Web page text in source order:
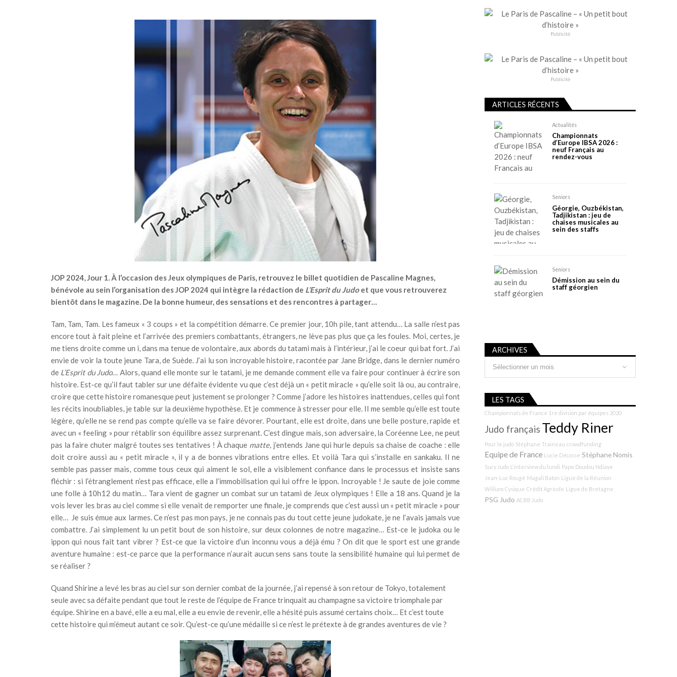
JOP 2024, Jour 1. À l’occasion des Jeux olympiques de Paris, retrouvez le billet quotidien de Pascaline Magnes,
bénévole au sein l’organisation des JOP 2024 qui intègre la rédaction de L’Esprit du Judoet que vous retrouverez
bientôt dans le magazine. De la bonne humeur, des sensations et des rencontres à partager…
Tam, Tam, Tam. Les fameux « 3 coups » et la compétition démarre. Ce premier jour, 10h pile, tant attendu… La salle n’est pas
encore tout à fait pleine et l’arrivée des premiers combattants, étrangers, ne lève pas plus que ça les foules. Moi, certes, je
me tiens droite comme un i, dans ma tenue de volontaire, aux abords du tatami mais à l’intérieur, j’ai le coeur qui bat fort. J’ai
envie de voir la toute jeune Tara, de Suède. J’ai lu son incroyable histoire, racontée par Jane Bridge, dans le dernier numéro
de L’Esprit du Judo… Alors, quand elle monte sur le tatami, je me demande comment elle va faire pour continuer à écrire son
histoire. Est-ce qu’il faut tabler sur une défaite évidente vu que c’est déjà un « petit miracle » qu’elle soit là ou, au contraire,
croire que cette histoire romanesque peut justement se prolonger ? Comme j’adore les histoires inattendues, celles qui font
les récits inoubliables, je table sur la deuxième hypothèse. Et je commence à stresser pour elle. Il me semble qu’elle est toute
légère, qu’elle ne se rend pas compte qu’elle va se faire dévorer. Pourtant, elle est droite, dans une belle posture, rapide et
avec un « feeling » pour rétablir son équilibre assez surprenant. C’est dingue mais, son adversaire, la Coréenne Lee, ne peut
pas la faire chuter malgré toutes ses tentatives ! À chaque matte, j’entends Jane qui hurle depuis sa chaise de coache : elle
doit croire aussi au « petit miracle », il y a de bonnes vibrations entre elles. Et voilà Tara qui s’installe en sankaku. Il ne
semble pas passer mais, comme tous ceux qui aiment le sol, elle a visiblement confiance dans le processus et insiste sans
fléchir : si l’étranglement n’est pas efficace, elle a l’immobilisation qui lui offre le ippon. Incroyable ! Je saute de joie comme
une folle à 10h12 du matin… Tara vient de gagner un combat sur un tatami de Jeux olympiques ! Elle a 18 ans. Quand je la
vois lever les bras au ciel comme si elle venait de remporter une finale, je comprends que c’est aussi un « petit miracle » pour
elle… Je suis émue aux larmes. Ce n’est pas mon pays, je ne connais pas du tout cette jeune judokate, je ne l’avais jamais vue
combattre. J’ai simplement lu un petit bout de son histoire, sur deux colonnes de notre magazine… Est-ce le judoka ou le
ippon qui nous fait tant vibrer ? Est-ce que la victoire d’un inconnu vous a déjà ému ? On dit que le sport est une grande
aventure humaine : est-ce parce que la performance n’aurait aucun sens sans toute la sensibilité humaine qui lui permet de
se réaliser ?
Quand Shirine a levé les bras au ciel sur son dernier combat de la journée, j’ai repensé à son retour de Tokyo, totalement
seule avec sa défaite pendant que tout le reste de l’équipe de France trinquait au champagne sa victoire triomphale par
équipe. Shirine en a bavé, elle a eu mal, elle a eu envie de revenir, elle a hésité puis assumé certains choix… Et c’est toute
cette histoire qui m’émeut autant ce soir. Qu’est-ce qu’une médaille si ce n’est le prétexte à de grandes aventures de vie ?
Publicité
Publicité
ARTICLES RÉCENTS
Actualités
Championnats
d’Europe IBSA 2026 :
neuf Français au
rendez-vous
Seniors
Géorgie, Ouzbékistan,
Tadjikistan : jeu de
chaises musicales au
sein des staffs
Seniors
Démission au sein du
staff géorgien
ARCHIVES
LES TAGS
Championnats de France 1re division par équipes 2020
Judo français Teddy Riner
Pour le judo Stéphane Traineau crowdfunding
Equipe de France Lucie Décosse Stéphane Nomis
Sucy Judo L'interview du lundi Pape Doudou Ndiaye
Jean-Luc Rougé Magali Baton Ligue de la Réunion
William Cysique Crédit Agricole Ligue de Bretagne
PSG Judo ACBB Judo